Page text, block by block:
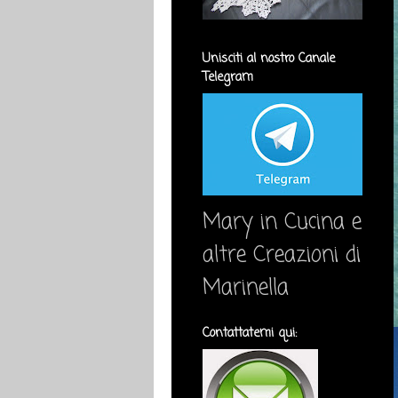
Unisciti al nostro Canale
Telegram
Mary in Cucina e
altre Creazioni di
Marinella
Contattatemi qui: